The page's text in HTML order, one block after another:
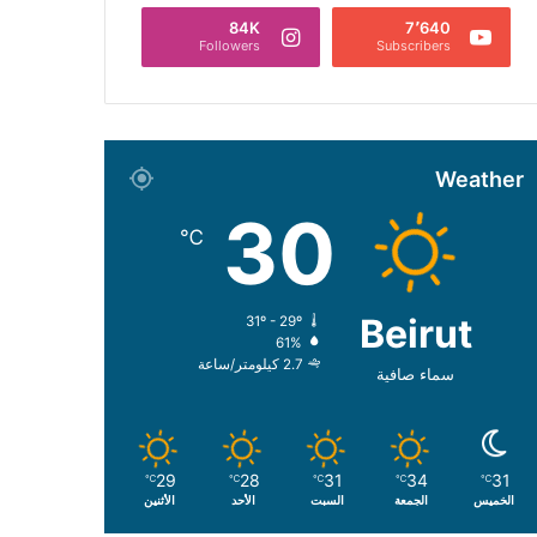
7٬640
Subscribers
84K
Followers
Weather
Beirut
سماء صافية
30
℃
31º - 29º
61%
2.7 كيلومتر/ساعة
31
℃
الخميس
34
℃
الجمعة
31
℃
السبت
28
℃
الأحد
29
℃
الأثنين